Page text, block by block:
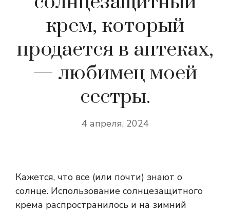
крем, который
продается в аптеках,
— любимец моей
сестры.
4 апреля, 2024
Кажется, что все (или почти) знают о
солнце. Использование солнцезащитного
крема распространилось и на зимний